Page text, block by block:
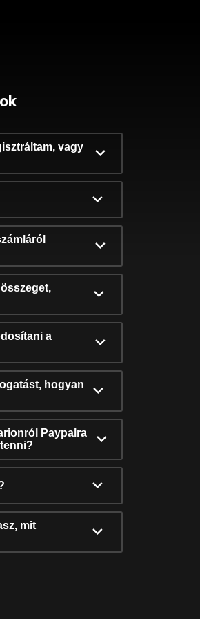
vagy
a
hogyan
Paypalra
mit